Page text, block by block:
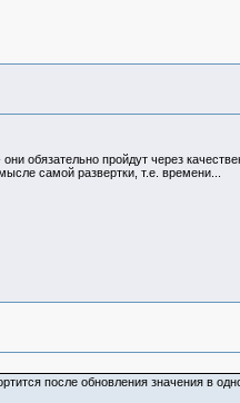
обязательно пройдут через
самой развертки, т.е. времени...
после обновления значения в